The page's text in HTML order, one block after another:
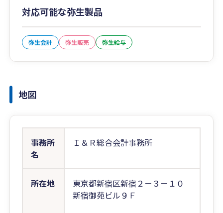
対応可能な弥生製品
弥生会計 弥生販売 弥生給与
地図
事務所
名
Ｉ＆Ｒ総合会計事務所
所在地
東京都新宿区新宿２－３－１０
新宿御苑ビル９Ｆ